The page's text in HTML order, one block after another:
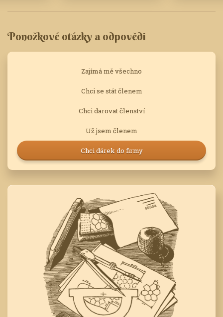
Ponožkové otázky a odpovědi
Zajímá mě všechno
Chci se stát členem
Chci darovat členství
Už jsem členem
Chci dárek do firmy